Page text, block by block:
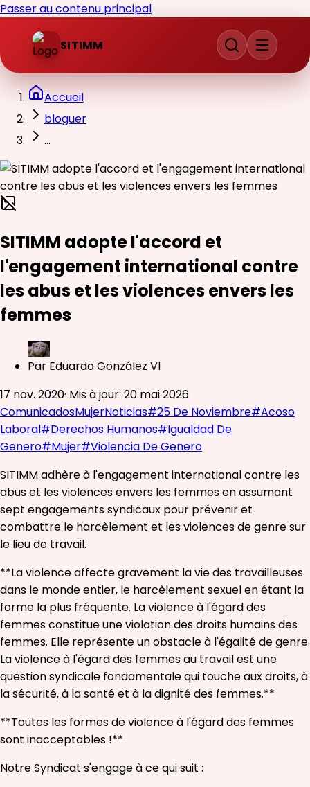
Passer au contenu principal
SITIMM
Accueil
bloguer
...
SITIMM adopte l'accord et
l'engagement international contre
les abus et les violences envers les
femmes
Par Eduardo González Vl
17 nov. 2020· Mis à jour: 20 mai 2026
ComunicadosMujerNoticias#25 De Noviembre#Acoso
Laboral#Derechos Humanos#Igualdad De
Genero#Mujer#Violencia De Genero
SITIMM adhère à l'engagement international contre les
abus et les violences envers les femmes en assumant
sept engagements syndicaux pour prévenir et
combattre le harcèlement et les violences de genre sur
le lieu de travail.
**La violence affecte gravement la vie des travailleuses
dans le monde entier, le harcèlement sexuel en étant la
forme la plus fréquente. La violence à l'égard des
femmes constitue une violation des droits humains des
femmes. Elle représente un obstacle à l'égalité de genre.
La violence à l'égard des femmes au travail est une
question syndicale fondamentale qui touche aux droits, à
la sécurité, à la santé et à la dignité des femmes.**
**Toutes les formes de violence à l'égard des femmes
sont inacceptables !**
Notre Syndicat s'engage à ce qui suit :